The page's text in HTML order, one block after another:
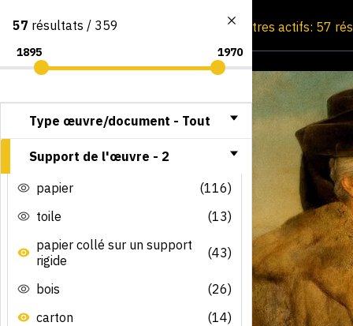
Consultation par image Filtres actifs: 57
57 résultats / 359
Type œuvre/document - Tout
Support de l'œuvre - 2
papier
(116)
toile
(13)
papier collé sur un support
rigide
(43)
bois
(26)
carton
(14)